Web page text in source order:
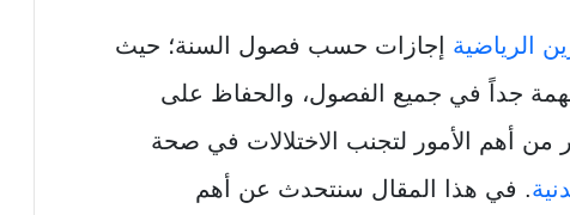
الرياضية إجازات حسب فصول السنة؛ حيث
جداً في جميع الفصول، والحفاظ على
من أهم الأمور لتجنب الاختلالات في صحة
. في هذا المقال سنتحدث عن أهم